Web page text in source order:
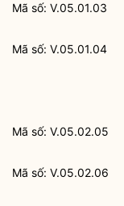
Mã số: V.05.01.03
Mã số: V.05.01.04
Mã số: V.05.02.05
Mã số: V.05.02.06